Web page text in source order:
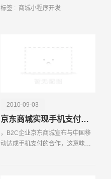
高的商业价值。那么，商城小程序
标签 : 商城小程序开发
2010-09-03
京东商城实现手机支付功能
，B2C企业京东商城宣布与中国移
动达成手机支付的合作，这意味着